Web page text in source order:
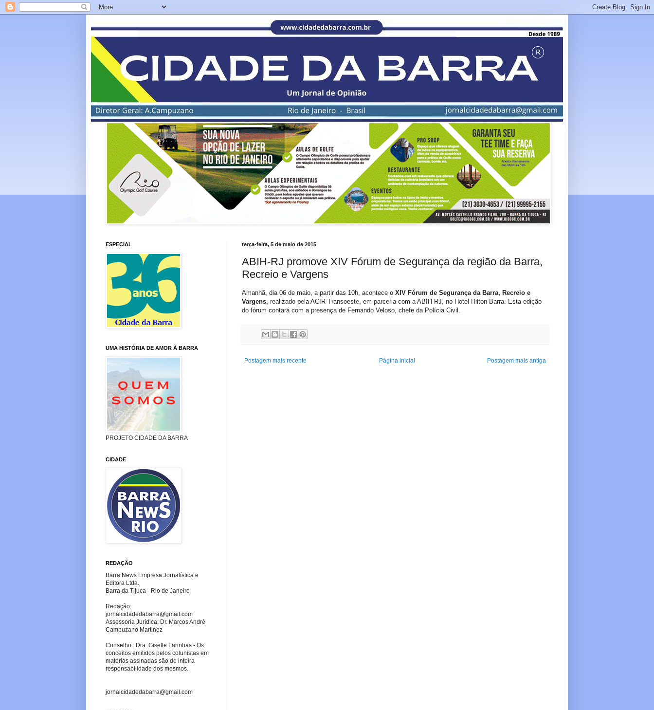
terça-feira, 5 de maio de 2015
ABIH-RJ promove XIV Fórum de Segurança da região da Barra,
Recreio e Vargens
Amanhã, dia 06 de maio, a partir das 10h, acontece o XIV Fórum de Segurança da Barra, Recreio e
Vargens, realizado pela ACIR Transoeste, em parceria com a ABIH-RJ, no Hotel Hilton Barra. Esta edição
do fórum contará com a presença de Fernando Veloso, chefe da Polícia Civil.
Postagem mais recente Postagem mais antiga
Página inicial
ESPECIAL
UMA HISTÓRIA DE AMOR À BARRA
PROJETO CIDADE DA BARRA
CIDADE
REDAÇÃO
Barra News Empresa Jornalística e
Editora Ltda.
Barra da Tijuca - Rio de Janeiro
Redação:
jornalcidadedabarra@gmail.com
Assessoria Jurídica: Dr. Marcos André
Campuzano Martinez
Conselho : Dra. Giselle Farinhas - Os
conceitos emitidos pelos colunistas em
matérias assinadas são de inteira
responsabilidade dos mesmos.
jornalcidadedabarra@gmail.com